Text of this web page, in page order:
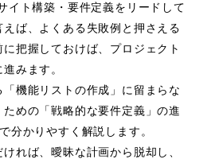
イト構築・要件定義をリードして
ば、よくある失敗例と押さえる
把握しておけば、プロジェクト
みます。
機能リストの作成」に留まらな
めの「戦略的な要件定義」の進
分かりやすく解説します。
れば、曖昧な計画から脱却し、